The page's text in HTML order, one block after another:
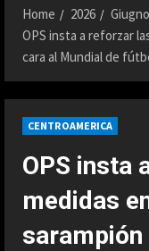
Home 2026 Giugno
OPS insta a reforzar
cara al Mundial de
CENTROAMERICA
OPS insta
medidas
sarampión